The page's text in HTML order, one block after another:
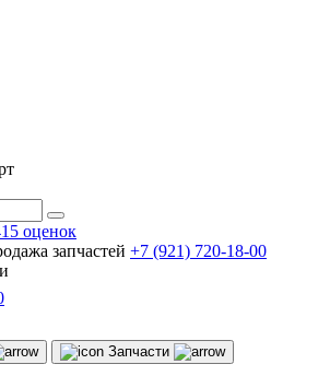
оценок
запчастей +7 (921) 720-18-00
Запчасти